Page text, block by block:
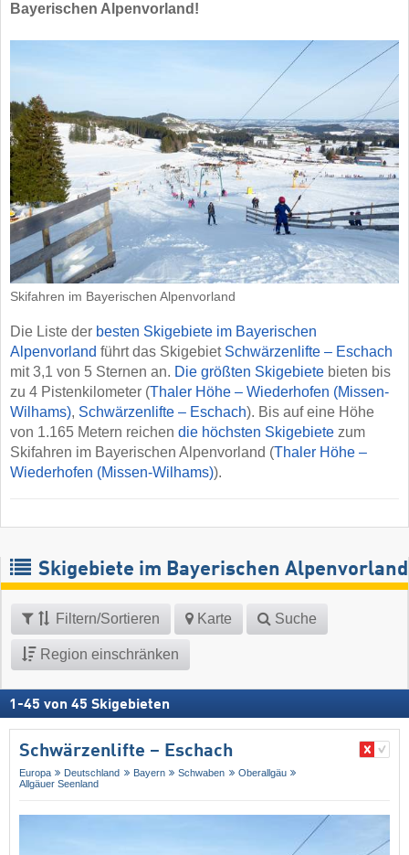
Bayerischen Alpenvorland!
Skifahren im Bayerischen Alpenvorland
Die Liste der besten Skigebiete im Bayerischen
Alpenvorland führt das Skigebiet Schwärzenlifte – Eschach
mit 3,1 von 5 Sternen an. Die größten Skigebiete bieten bis
zu 4 Pistenkilometer (Thaler Höhe – Wiederhofen (Missen-
Wilhams), Schwärzenlifte – Eschach). Bis auf eine Höhe
von 1.165 Metern reichen die höchsten Skigebiete zum
Skifahren im Bayerischen Alpenvorland (Thaler Höhe –
Wiederhofen (Missen-Wilhams)).
Skigebiete im Bayerischen Alpenvorland
Filtern/Sortieren Karte Suche
Region einschränken
1 -45 von 45 Skigebieten
Schwärzenlifte – Eschach
Europa Deutschland Bayern Schwaben
Oberallgäu
Allgäuer Seenland